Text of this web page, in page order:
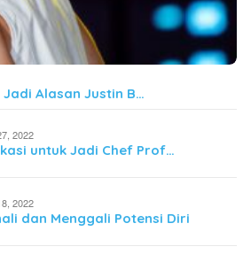
Alasan Justin B…
2022
untuk Jadi Chef Prof…
2022
dan Menggali Potensi Diri